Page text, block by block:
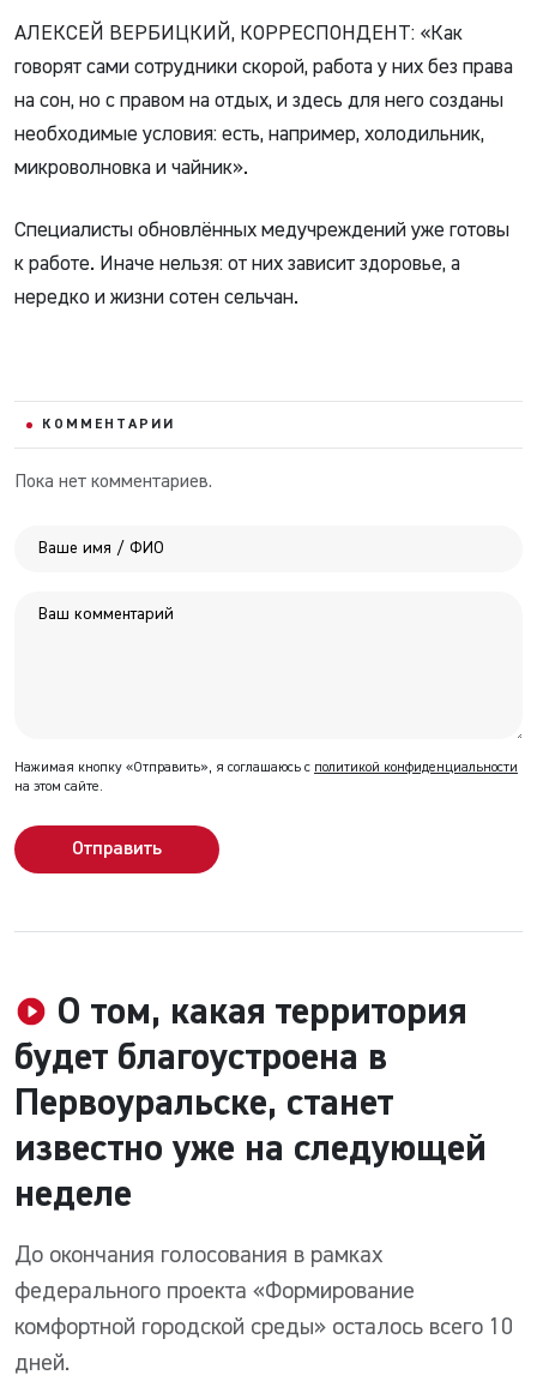
АЛЕКСЕЙ ВЕРБИЦКИЙ, КОРРЕСПОНДЕНТ: «Как
говорят сами сотрудники скорой, работа у них без права
на сон, но с правом на отдых, и здесь для него созданы
необходимые условия: есть, например, холодильник,
микроволновка и чайник».
Специалисты обновлённых медучреждений уже готовы
к работе. Иначе нельзя: от них зависит здоровье, а
нередко и жизни сотен сельчан.
КОММЕНТАРИИ
Пока нет комментариев.
Нажимая кнопку «Отправить», я соглашаюсь с политикой конфиденциальности
на этом сайте.
Отправить
О том, какая территория
будет благоустроена в
Первоуральске, станет
известно уже на следующей
неделе
До окончания голосования в рамках
федерального проекта «Формирование
комфортной городской среды» осталось всего 10
дней.